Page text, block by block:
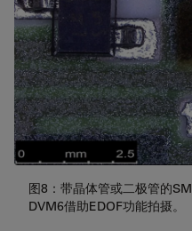
图8：带晶体管或二极管的
DVM6借助EDOF功能拍摄。